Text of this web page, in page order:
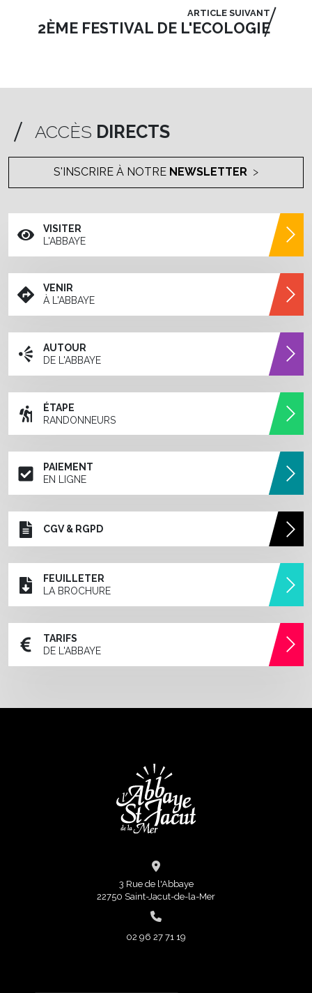
ARTICLE SUIVANT
2ÈME FESTIVAL DE L'ECOLOGIE
ACCÈS DIRECTS
S'INSCRIRE À NOTRE NEWSLETTER
VISITER
L'ABBAYE
VENIR
À L'ABBAYE
AUTOUR
DE L'ABBAYE
ÉTAPE
RANDONNEURS
PAIEMENT
EN LIGNE
CGV & RGPD
FEUILLETER
LA BROCHURE
TARIFS
DE L'ABBAYE
3 Rue de l'Abbaye
22750 Saint-Jacut-de-la-Mer
02 96 27 71 19